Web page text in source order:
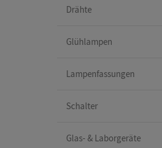
Drähte
Glühlampen
Lampenfassungen
Schalter
Glas- & Laborgeräte